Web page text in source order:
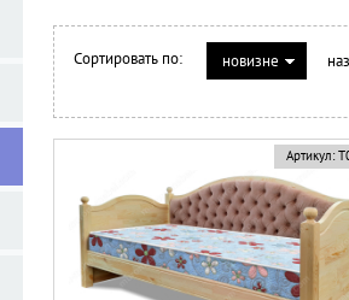
Сортировать по: новизне
Артикул: